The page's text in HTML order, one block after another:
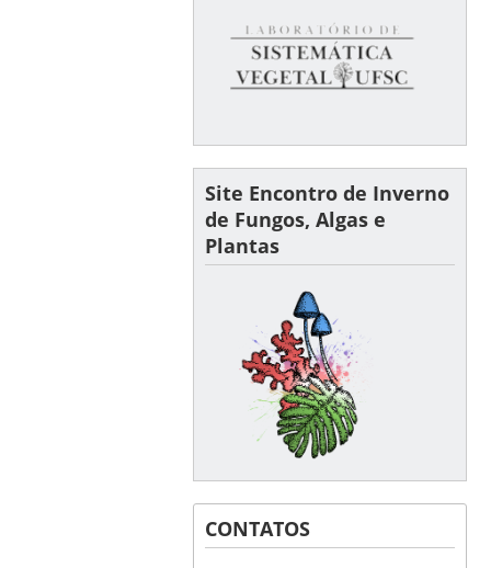
Site Encontro de Inverno
de Fungos, Algas e
Plantas
CONTATOS